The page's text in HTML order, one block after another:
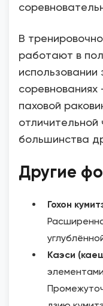
В
работают в
паховой
отличительной
большинства
Другие
Гохон
Каэси